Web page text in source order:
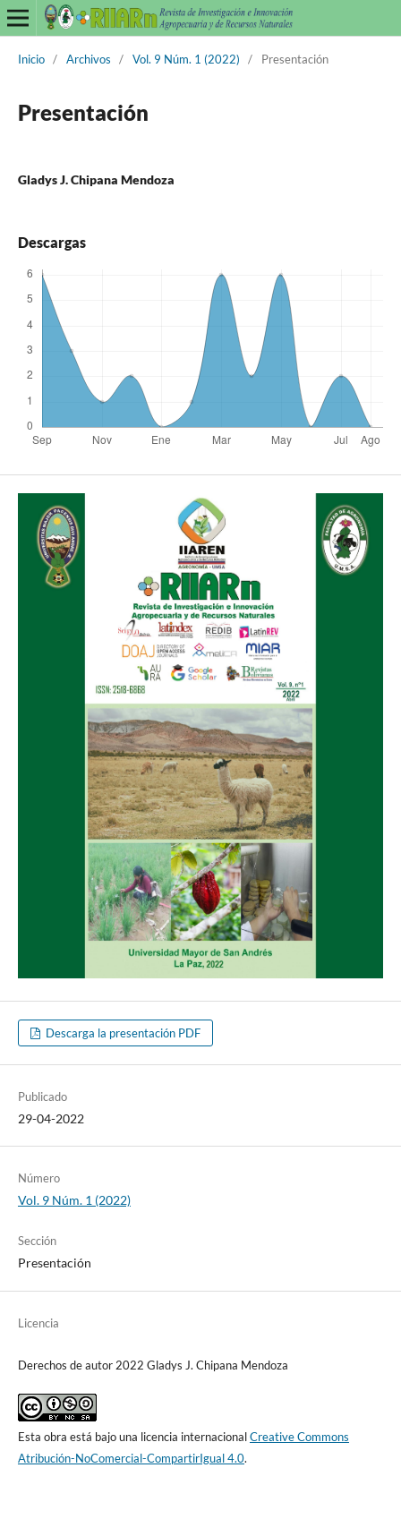
Inicio / Archivos / Vol. 9 Núm. 1 (2022) / Presentación
Presentación
Gladys J. Chipana Mendoza
Descargas
Descarga la presentación PDF
Publicado
29-04-2022
Número
Vol. 9 Núm. 1 (2022)
Sección
Presentación
Licencia
Derechos de autor 2022 Gladys J. Chipana Mendoza
Esta obra está bajo una licencia internacionalCreative Commons
Atribución-NoComercial-CompartirIgual 4.0.